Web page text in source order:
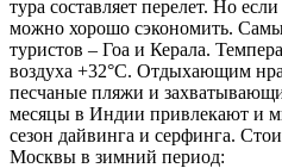
тура составляет перелет. Но
можно хорошо сэкономить.
туристов – Гоа и Керала.
воздуха +32°C. Отдыхающим
песчаные пляжи и
месяцы в Индии привлекают и
сезон дайвинга и серфинга.
Москвы в зимний период: